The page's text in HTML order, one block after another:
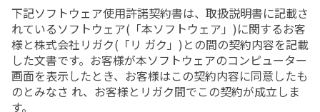
下記ソフトウェア使用許諾契約書は、取扱説明書に記載さ
れているソフトウェア(「本ソフトウェア」)に関するお客
様と株式会社リガク(「リ ガク」)との間の契約内容を記載
した文書です。お客様が本ソフトウェアのコンピューター
画面を表示したとき、お客様はこの契約内容に同意したも
のとみなさ れ、お客様とリガク間でこの契約が成立しま
す。